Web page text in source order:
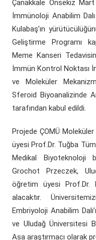
Çanakkale Onsekiz
İmmünoloji Anabilim
Kulabaş’ın
Geliştirme Programı
Meme Kanseri
İmmün Kontrol Noktası
ve Moleküler
Sferoid Biyoanalizinde
tarafından kabul edildi.
Projede ÇOMÜ
üyesi Prof.Dr. Tuğba
Medikal
Grochot Przeczek,
öğretim üyesi Prof.Dr.
alacaktır.
Embriyoloji Anabilim
ve Uludağ Üniversitesi
Asa araştırmacı olarak
Kurumsal
Fahri Doktora Ünvanı
Kurumsal Logo
Döner Sermaye(yeni
Uluslararası Danışma
Daire Başkanlıkları
Koordinatörlükler
ÇOMÜ Marşı
Üniversite Hastaneleri
Araştırma Laboratuarları
Araştırma Merkezleri
Lisansüstü Eğitim
Proje Destek Ofisi
Etik Kurulları
Öğrenci Dekanlığı(yeni
Öğrenci Kulüpleri
Psikolojik Danışmanlık
Engelli Öğrenci Birimi